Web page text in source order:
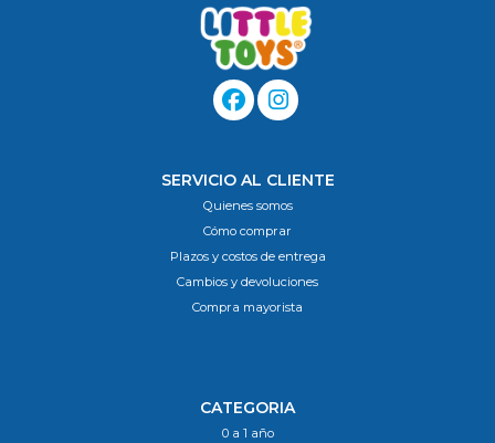
SERVICIO AL CLIENTE
Quienes somos
Cómo comprar
Plazos y costos de entrega
Cambios y devoluciones
Compra mayorista
CATEGORIA
0 a 1 año